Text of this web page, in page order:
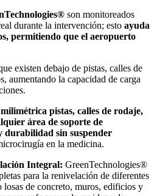
son monitoreados
durante la intervención; esto ayuda
permitiendo que el aeropuerto
existen debajo de pistas, calles de
aumentando la capacidad de carga
pistas, calles de rodaje,
área de soporte de
durabilidad sin suspender
en la medicina.
Integral: GreenTechnologies®
para la renivelación de diferentes
losas de concreto, muros, edificios y